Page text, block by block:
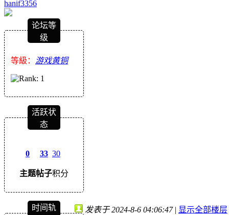
hanif3356
论坛等
级
等級： 游戏黄铜
活跃状
态
0
主题
33
帖子
30
积分
时间轨
发表于 2024-8-6 04:06:47 | 显示全部楼层